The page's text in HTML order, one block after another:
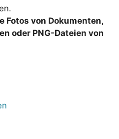
Fotos von Dokumenten,
oder PNG-Dateien von